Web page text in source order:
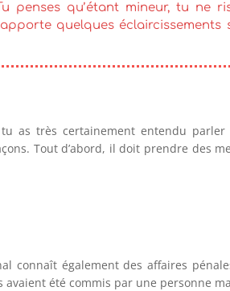
penses qu’étant mineur, tu ne
quelques
as très certainement entendu
Tout d’abord, il doit prendre des
connaît également des affaires
été commis par une personne